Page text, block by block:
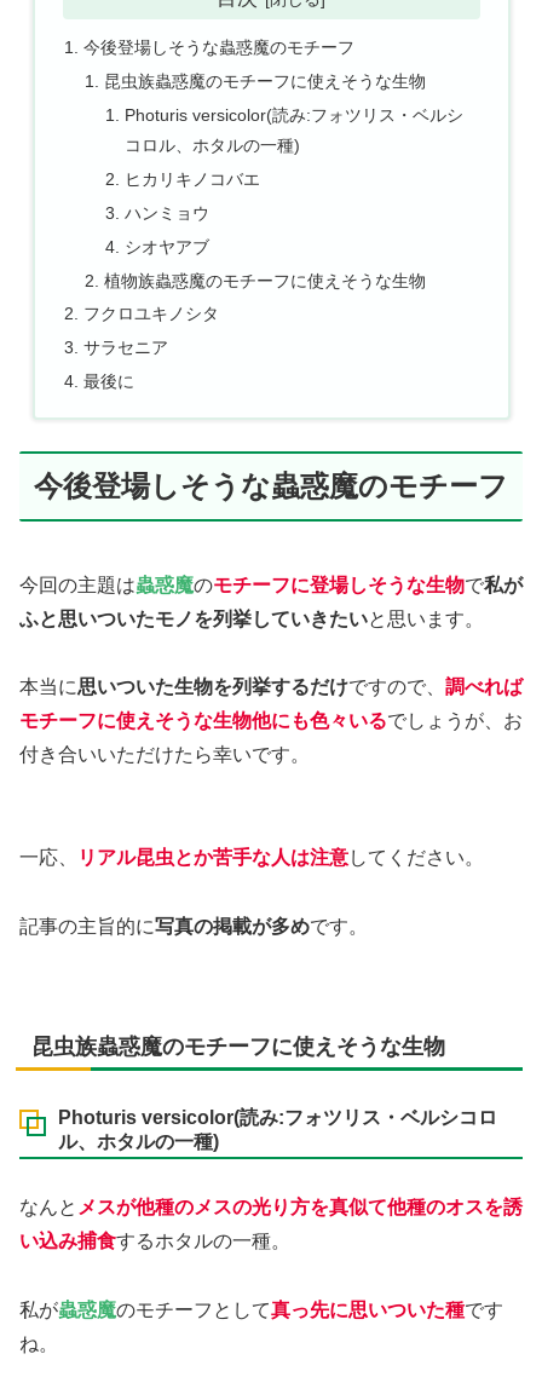
今後登場しそうな蟲惑魔のモチーフ
昆虫族蟲惑魔のモチーフに使えそうな生物
Photuris versicolor(読み:フォツリス・ベルシ
コロル、ホタルの一種)
ヒカリキノコバエ
ハンミョウ
シオヤアブ
植物族蟲惑魔のモチーフに使えそうな生物
フクロユキノシタ
サラセニア
最後に
今後登場しそうな蟲惑魔のモチーフ
今回の主題は蟲惑魔のモチーフに登場しそうな生物で私が
ふと思いついたモノを列挙していきたいと思います。
本当に思いついた生物を列挙するだけですので、 調べれば
モチーフに使えそうな生物他にも色々いるでしょうが、お
付き合いいただけたら幸いです。
一応、 リアル昆虫とか苦手な人は注意してください。
記事の主旨的に写真の掲載が多めです。
昆虫族蟲惑魔のモチーフに使えそうな生物
Photuris versicolor(読み:フォツリス・ベルシコロ
ル、ホタルの一種)
なんと メスが他種のメスの光り方を真似て他種のオスを誘
い込み捕食するホタルの一種。
私が蟲惑魔のモチーフとして真っ先に思いついた種です
ね。